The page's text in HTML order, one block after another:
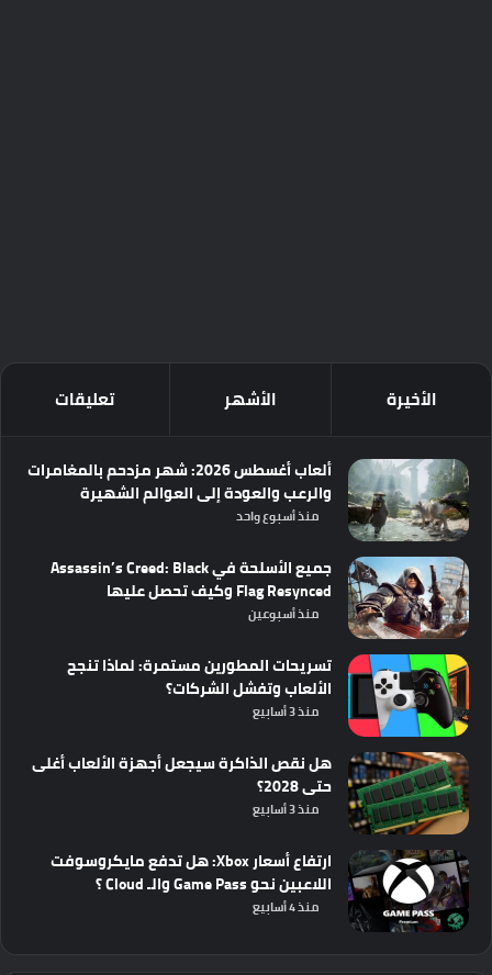
الأخيرة الأشهر تعليقات
ألعاب أغسطس 2026: شهر مزدحم بالمغامرات
والرعب والعودة إلى العوالم الشهيرة
منذ أسبوع واحد
جميع الأسلحة في Assassin’s Creed: Black
Flag Resynced وكيف تحصل عليها
منذ أسبوعين
تسريحات المطورين مستمرة: لماذا تنجح
الألعاب وتفشل الشركات؟
منذ 3 أسابيع
هل نقص الذاكرة سيجعل أجهزة الألعاب أغلى
حتى 2028؟
منذ 3 أسابيع
ارتفاع أسعار Xbox: هل تدفع مايكروسوفت
اللاعبين نحو Game Pass والـ Cloud ؟
منذ 4 أسابيع